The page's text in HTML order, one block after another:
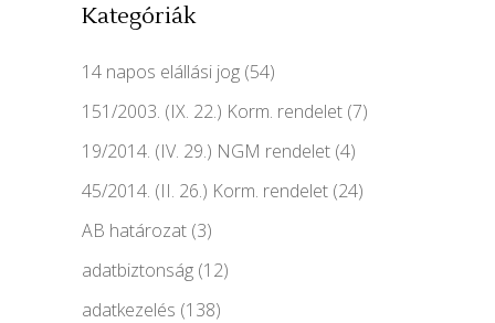
Kategóriák
14 napos elállási jog (54)
151/2003. (IX. 22.) Korm. rendelet (7)
19/2014. (IV. 29.) NGM rendelet (4)
45/2014. (II. 26.) Korm. rendelet (24)
AB határozat (3)
adatbiztonság (12)
adatkezelés (138)